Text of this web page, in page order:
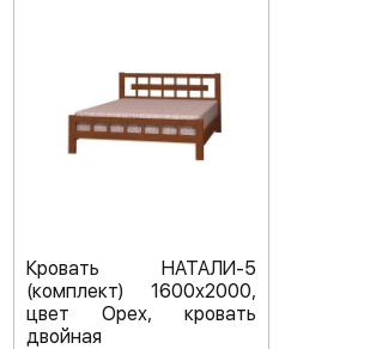
Кровать НАТАЛИ-5
(комплект) 1600х2000,
цвет Орех, кровать
двойная